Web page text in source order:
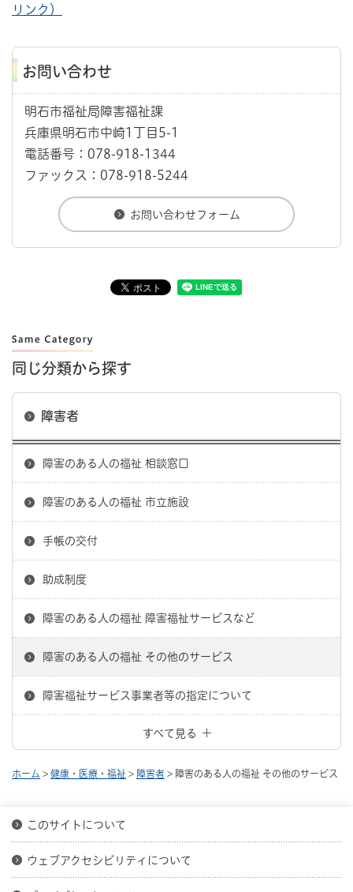
リンク）
お問い合わせ
明石市福祉局障害福祉課
兵庫県明石市中崎1丁目5-1
電話番号：078-918-1344
ファックス：078-918-5244
同じ分類から探す
障害者
障害のある人の福祉 相談窓口
障害のある人の福祉 市立施設
手帳の交付
助成制度
障害のある人の福祉 障害福祉サービスなど
障害のある人の福祉 その他のサービス
障害福祉サービス事業者等の指定について
すべて見る
ホーム > 健康・医療・福祉 > 障害者 > 障害のある人の福祉 その他のサービス
このサイトについて
ウェブアクセシビリティについて